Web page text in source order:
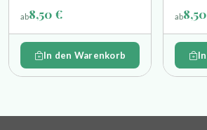
ab8,50 €
In den Warenkorb
ab